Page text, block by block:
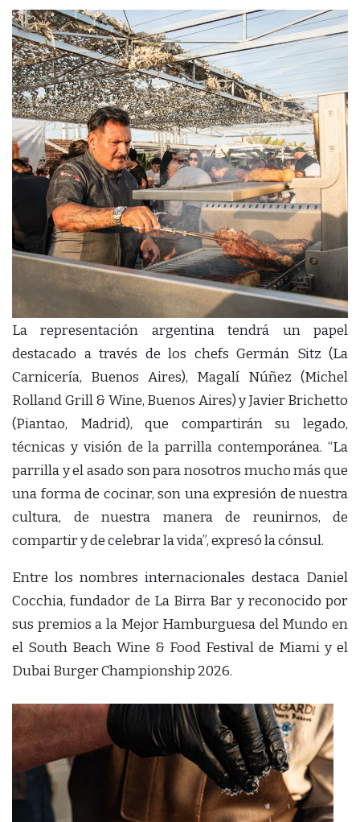
La representación argentina tendrá un papel
destacado a través de los chefs Germán Sitz (La
Carnicería, Buenos Aires), Magalí Núñez (Michel
Rolland Grill & Wine, Buenos Aires) y Javier Brichetto
(Piantao, Madrid), que compartirán su legado,
técnicas y visión de la parrilla contemporánea. “⁠La
parrilla y el asado son para nosotros mucho más que
una forma de cocinar, son una expresión de nuestra
cultura, de nuestra manera de reunirnos, de
compartir y de celebrar la vida”, expresó la cónsul.
Entre los nombres internacionales destaca Daniel
Cocchia, fundador de La Birra Bar y reconocido por
sus premios a la Mejor Hamburguesa del Mundo en
el South Beach Wine & Food Festival de Miami y el
Dubai Burger Championship 2026.